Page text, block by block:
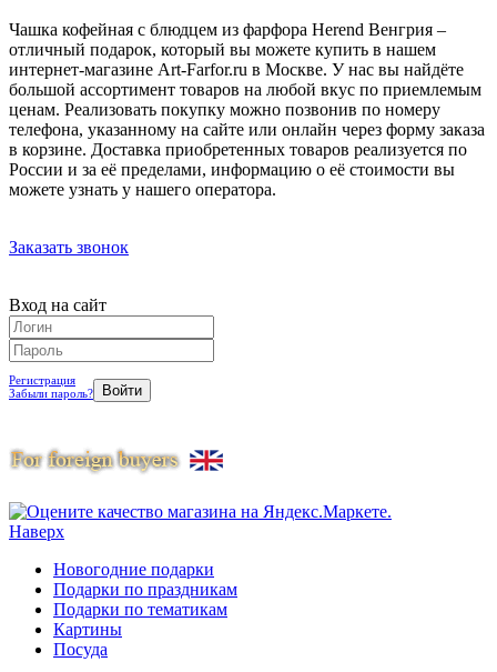
Чашка кофейная с блюдцем из фарфора Herend Венгрия –
отличный подарок, который вы можете купить в нашем
интернет-магазине Art-Farfor.ru в Москве. У нас вы найдёте
большой ассортимент товаров на любой вкус по приемлемым
ценам. Реализовать покупку можно позвонив по номеру
телефона, указанному на сайте или онлайн через форму заказа
в корзине. Доставка приобретенных товаров реализуется по
России и за её пределами, информацию о её стоимости вы
можете узнать у нашего оператора.
Заказать звонок
Вход на сайт
Регистрация
Забыли пароль?
Наверх
Новогодние подарки
Подарки по праздникам
Подарки по тематикам
Картины
Посуда